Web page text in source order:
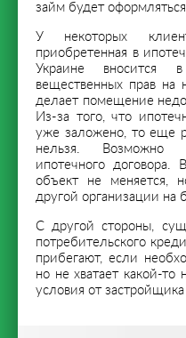
займ будет
У некоторых
приобретенная в
Украине вносится в
вещественных прав
делает помещение
Из-за того, что
уже заложено, то еще
нельзя. Возможно
ипотечного договора.
объект не меняется,
другой организации на
С другой стороны,
потребительского
прибегают, если
но не хватает какой-
условия от